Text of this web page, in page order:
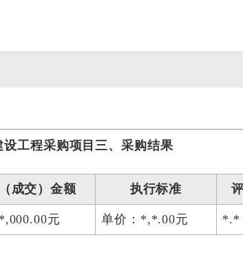
工程采购项目三、采购结果
成交）金额 执行标准
元 单价：*,*.00元
*.*